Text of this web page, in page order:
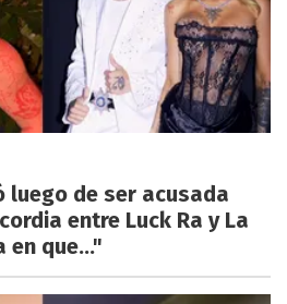
luego de ser acusada
entre Luck Ra y La
en que..."